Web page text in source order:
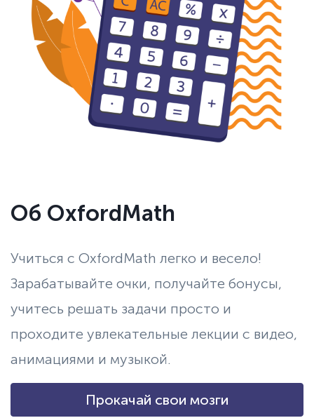
Об OxfordMath
Учиться с OxfordMath легко и весело!
Зарабатывайте очки, получайте бонусы,
учитесь решать задачи просто и
проходите увлекательные лекции с видео,
анимациями и музыкой.
Прокачай свои мозги